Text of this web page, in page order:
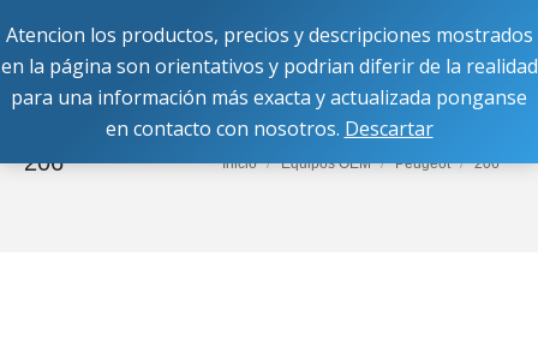
Buscar:
206 Estás aquí:
Inicio Equipos OEM Peugeot 206
Atencion los productos, precios y descripciones mostrados
en la página son orientativos y podrian diferir de la realidad
para una información más exacta y actualizada ponganse
en contacto con nosotros. Descartar